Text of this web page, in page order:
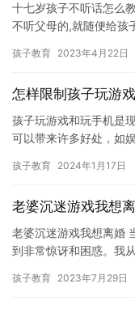
十七岁孩子不听话怎么
不听父母的,就随便给孩
孩子教育 2023年4月22日
怎样限制孩子玩游
孩子玩游戏和玩手机是
可以带来许多好处，如
子的游…
孩子教育 2024年1月17日
老婆沉迷游戏我想
老婆沉迷游戏我想离婚
到非常惊讶和困惑。我
善…
孩子教育 2023年7月29日